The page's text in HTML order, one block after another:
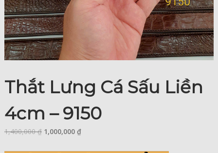
Thắt Lưng Cá Sấu Liền
4cm – 9150
1,400,000₫ 1,000,000 ₫